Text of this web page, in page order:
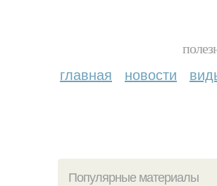
главная новости
Популярные материалы